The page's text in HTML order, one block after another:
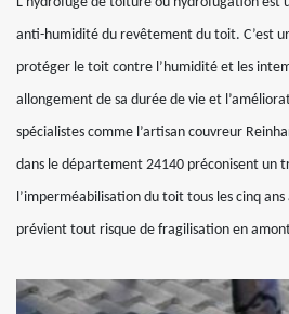
anti-humidité du revêtement du toit. C’est
protéger le toit contre l’humidité et les
allongement de sa durée de vie et
spécialistes comme l’artisan couvreur
dans le département 24140 préconisent un
l’imperméabilisation du toit tous les cinq
prévient tout risque de fragilisation en